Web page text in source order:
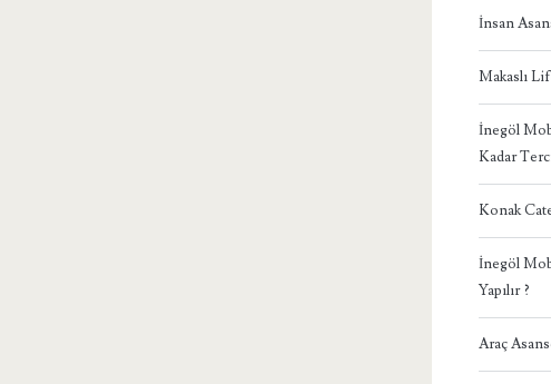
İnsan
Makaslı
İnegöl
Kadar
Konak
İnegöl
Yapılır ?
Araç